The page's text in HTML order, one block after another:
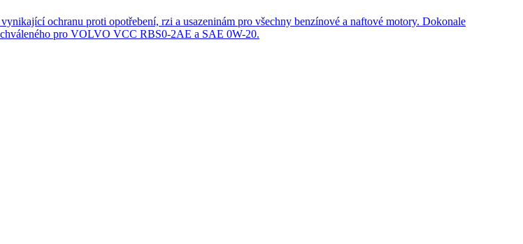
ochranu proti opotřebení, rzi a usazeninám pro všechny benzínové a naftové motory. Dokonale
pro VOLVO VCC RBS0-2AE a SAE 0W-20.